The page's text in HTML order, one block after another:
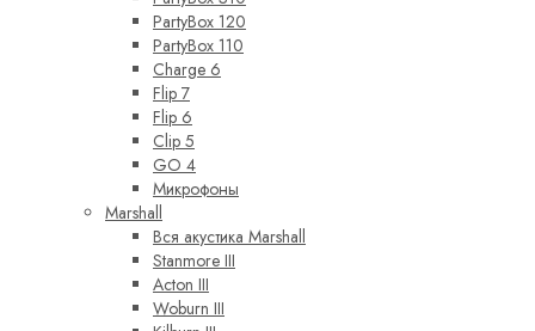
PartyBox 120
PartyBox 110
Charge 6
Flip 7
Flip 6
Clip 5
GO 4
Микрофоны
Marshall
Вся акустика Marshall
Stanmore III
Acton III
Woburn III